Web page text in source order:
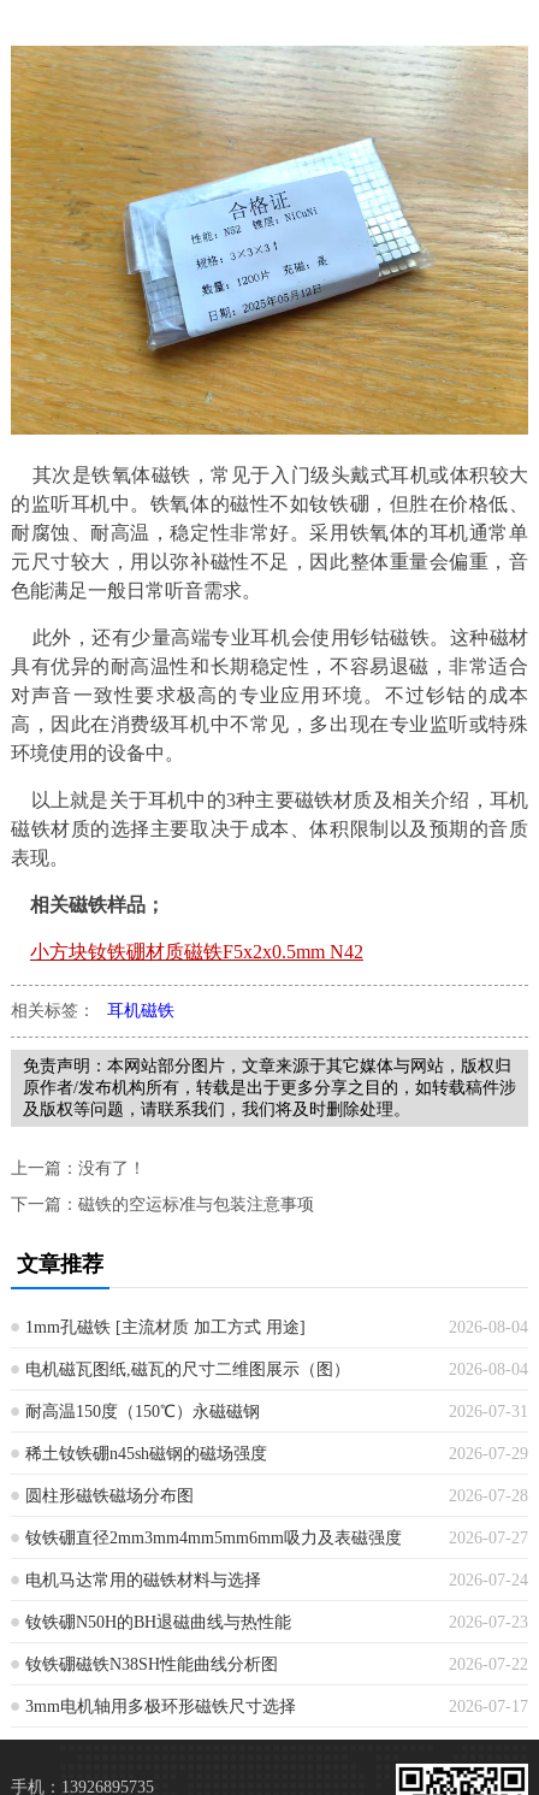
其次是铁氧体磁铁，常见于入门级头戴式耳机或体积较大
的监听耳机中。铁氧体的磁性不如钕铁硼，但胜在价格低、
耐腐蚀、耐高温，稳定性非常好。采用铁氧体的耳机通常单
元尺寸较大，用以弥补磁性不足，因此整体重量会偏重，音
色能满足一般日常听音需求。
此外，还有少量高端专业耳机会使用钐钴磁铁。这种磁材
具有优异的耐高温性和长期稳定性，不容易退磁，非常适合
对声音一致性要求极高的专业应用环境。不过钐钴的成本
高，因此在消费级耳机中不常见，多出现在专业监听或特殊
环境使用的设备中。
以上就是关于耳机中的3种主要磁铁材质及相关介绍，耳机
磁铁材质的选择主要取决于成本、体积限制以及预期的音质
表现。
相关磁铁样品；
小方块钕铁硼材质磁铁F5x2x0.5mm N42
相关标签： 耳机磁铁
免责声明：本网站部分图片，文章来源于其它媒体与网站，版权归
原作者/发布机构所有，转载是出于更多分享之目的，如转载稿件涉
及版权等问题，请联系我们，我们将及时删除处理。
上一篇：没有了！
下一篇： 磁铁的空运标准与包装注意事项
文章推荐
2026-08-04
1mm孔磁铁 [主流材质 加工方式 用途]
2026-08-04
电机磁瓦图纸,磁瓦的尺寸二维图展示（图）
2026-07-31
耐高温150度（150℃）永磁磁钢
2026-07-29
稀土钕铁硼n45sh磁钢的磁场强度
2026-07-28
圆柱形磁铁磁场分布图
2026-07-27
钕铁硼直径2mm3mm4mm5mm6mm吸力及表磁强度
2026-07-24
电机马达常用的磁铁材料与选择
2026-07-23
钕铁硼N50H的BH退磁曲线与热性能
2026-07-22
钕铁硼磁铁N38SH性能曲线分析图
2026-07-17
3mm电机轴用多极环形磁铁尺寸选择
手机：13926895735